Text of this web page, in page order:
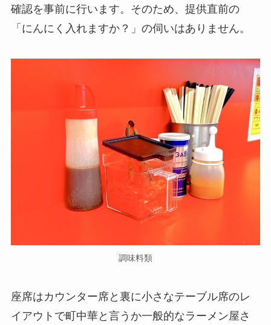
確認を事前に行います。そのため、提供直前の
「にんにく入れますか？」の伺いはありません。
調味料類
座席はカウンター席と裏に小さなテーブル席のレ
イアウトで町中華と言うか一般的なラーメン屋さ